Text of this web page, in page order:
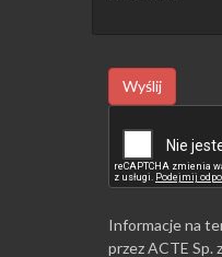
Wyślij
Informacje na
przez ACTE Sp.